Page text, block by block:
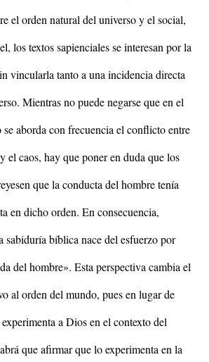
el orden natural del universo y el social,
los textos sapienciales se interesan por la
vincularla tanto a una incidencia directa
Mientras no puede negarse que en el
aborda con frecuencia el conflicto entre
el caos, hay que poner en duda que los
que la conducta del hombre tenía
en dicho orden. En consecuencia,
sabiduría bíblica nace del esfuerzo por
del hombre». Esta perspectiva cambia el
al orden del mundo, pues en lugar de
a Dios en el contexto del
que afirmar que lo experimenta en la